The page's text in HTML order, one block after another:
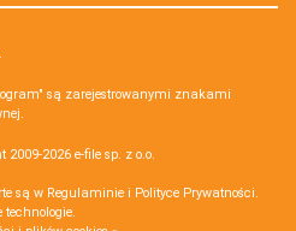
są zarejestrowanymi znakami
2009-2026 e-file sp. z o.o.
są w Regulaminie i Polityce Prywatności.
technologie.